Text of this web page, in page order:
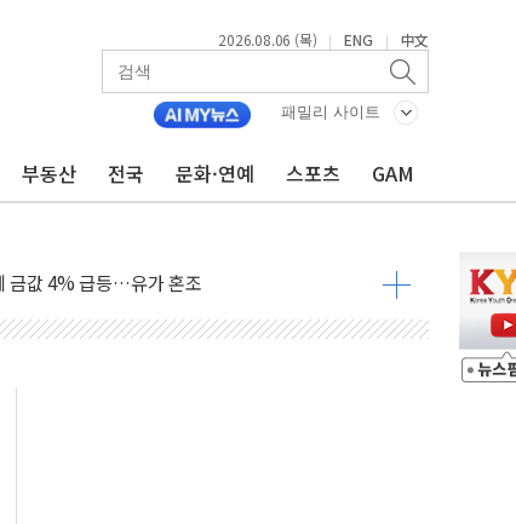
2026.08.06 (목) | ENG | 中文
패밀리 사이트
부동산 전국 문화·연예 스포츠 GAM
공인 디지털 전환 나선다
통령…"형소법 보완 방법 찾아달라" 주문도
육아로 경력 단절…기업 인재 전략 재정립 필요
비소식
세, 수도권 집값 자극 우려
할인